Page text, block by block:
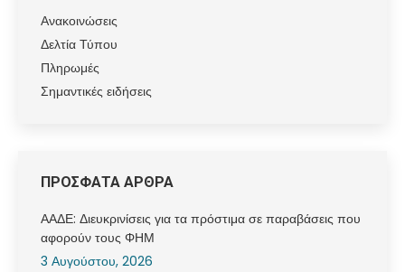
Ανακοινώσεις
Δελτία Τύπου
Πληρωμές
Σημαντικές ειδήσεις
ΠΡΟΣΦΑΤΑ ΑΡΘΡΑ
ΑΑΔΕ: Διευκρινίσεις για τα πρόστιμα σε παραβάσεις που
αφορούν τους ΦΗΜ
3 Αυγούστου, 2026